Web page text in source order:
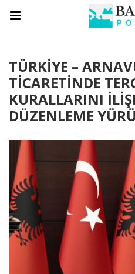
TÜRKİYE –
TİCARETİNDE
KURALLARINI
DÜZENLEME